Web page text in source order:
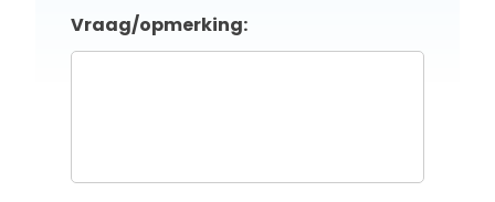
Vraag/opmerking: